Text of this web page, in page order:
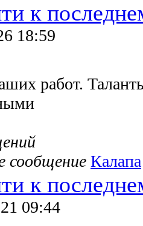
18:59
работ.
сообщение Калапа
09:44